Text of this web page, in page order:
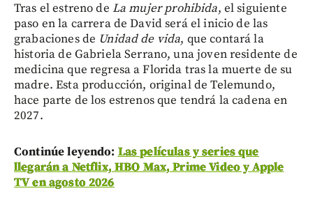
Tras el estreno de La mujer prohibida, el siguiente
paso en la carrera de David será el inicio de las
grabaciones de Unidad de vida, que contará la
historia de Gabriela Serrano, una joven residente de
medicina que regresa a Florida tras la muerte de su
madre. Esta producción, original de Telemundo,
hace parte de los estrenos que tendrá la cadena en
2027.
Continúe leyendo: Las películas y series que
llegarán a Netflix, HBO Max, Prime Video y Apple
TV en agosto 2026